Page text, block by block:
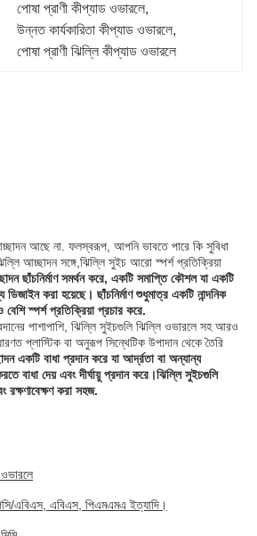
পোষা প্রাণী কীপ্যাড ওভারলে,
উন্নত কার্যকারিতা কীপ্যাড ওভারলে,
পোষা প্রাণী ঝিল্লি কীপ্যাড ওভারলে
আছে না. ফলস্বরূপ, আপনি ভাবতে পারে কি সুবিধা
আচ্ছাদন সঙ্গে,ঝিল্লি সুইচ আরো স্পর্শ প্রতিক্রিয়া
ছাঁচনির্মাণ সমর্থন করে, একটি সমাপ্তি কৌশল যা একটি
ডিজাইন করা হয়েছে। ছাঁচনির্মাণ শুধুমাত্র একটি নান্দনিক
স্পর্শ প্রতিক্রিয়া প্রচার করে.
পাশাপাশি, ঝিল্লি সুইচগুলি ঝিল্লি ওভারলে সহ আরও
প্লাস্টিক বা অনুরূপ সিন্থেটিক উপাদান থেকে তৈরি
একটি বাধা প্রদান করে যা আর্দ্রতা বা অন্যান্য
বাধা দেয় এবং দীর্ঘায়ু প্রদান করে।ঝিল্লি সুইচগুলি
রক্ষণাবেক্ষণ করা সহজ.
এবিএস, এবিএস, পিএমএমএ ইত্যাদি।